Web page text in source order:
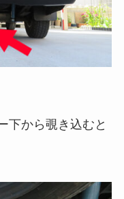
下から覗き込むと